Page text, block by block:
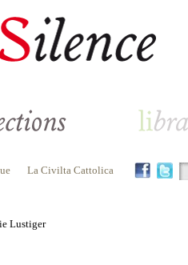
La Civilta Cattolica
Lustiger